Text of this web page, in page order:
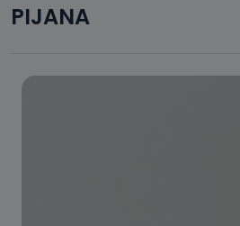
PIJANA